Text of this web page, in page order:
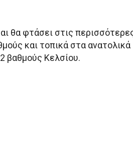
θα φτάσει στις
και τοπικά στα ανατολικά
βαθμούς Κελσίου.